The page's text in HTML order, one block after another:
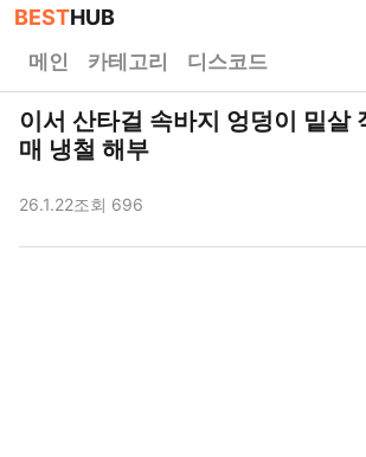
BESTHUB
메인 카테고리 디스코드
이서 산타걸 속바지 엉덩이 밑살
매 냉철 해부
26.1.22조회 696